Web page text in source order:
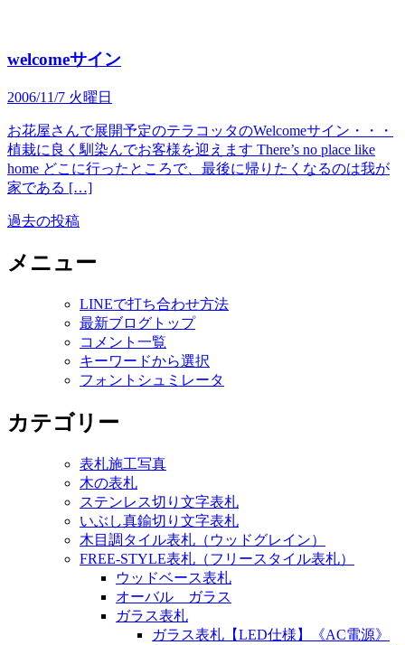
welcomeサイン
2006/11/7 火曜日
お花屋さんで展開予定のテラコッタのWelcomeサイン・・・
植栽に良く馴染んでお客様を迎えます There’s no place like
home どこに行ったところで、最後に帰りたくなるのは我が
家である […]
投
稿
ョ
過去の投稿
メニュー
LINEで打ち合わせ方法
最新ブログトップ
コメント一覧
キーワードから選択
フォントシュミレータ
カテゴリー
表札施工写真
木の表札
ステンレス切り文字表札
いぶし真鍮切り文字表札
木目調タイル表札（ウッドグレイン）
FREE-STYLE表札（フリースタイル表札）
ウッドベース表札
オーバル ガラス
ガラス表札
ガラス表札【LED仕様】《AC電源》